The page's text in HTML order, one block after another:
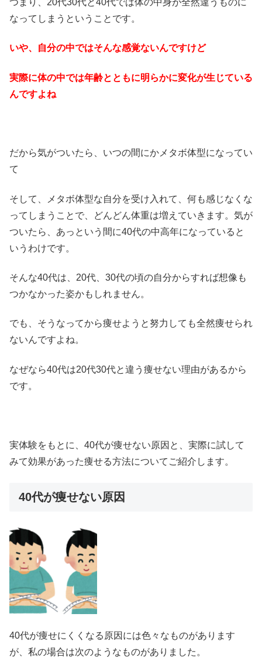
なってしまうということです。
いや、自分の中ではそんな感覚ないんですけど
実際に体の中では年齢とともに明らかに変化が生じている
んですよね
だから気がついたら、いつの間にかメタボ体型になってい
て
そして、メタボ体型な自分を受け入れて、何も感じなくな
ってしまうことで、どんどん体重は増えていきます。気が
ついたら、あっという間に40代の中高年になっていると
いうわけです。
そんな40代は、20代、30代の頃の自分からすれば想像も
つかなかった姿かもしれません。
でも、そうなってから痩せようと努力しても全然痩せられ
ないんですよね。
なぜなら40代は20代30代と違う痩せない理由があるから
です。
実体験をもとに、40代が痩せない原因と、実際に試して
みて効果があった痩せる方法についてご紹介します。
40代が痩せない原因
40代が痩せにくくなる原因には色々なものがあります
が、私の場合は次のようなものがありました。